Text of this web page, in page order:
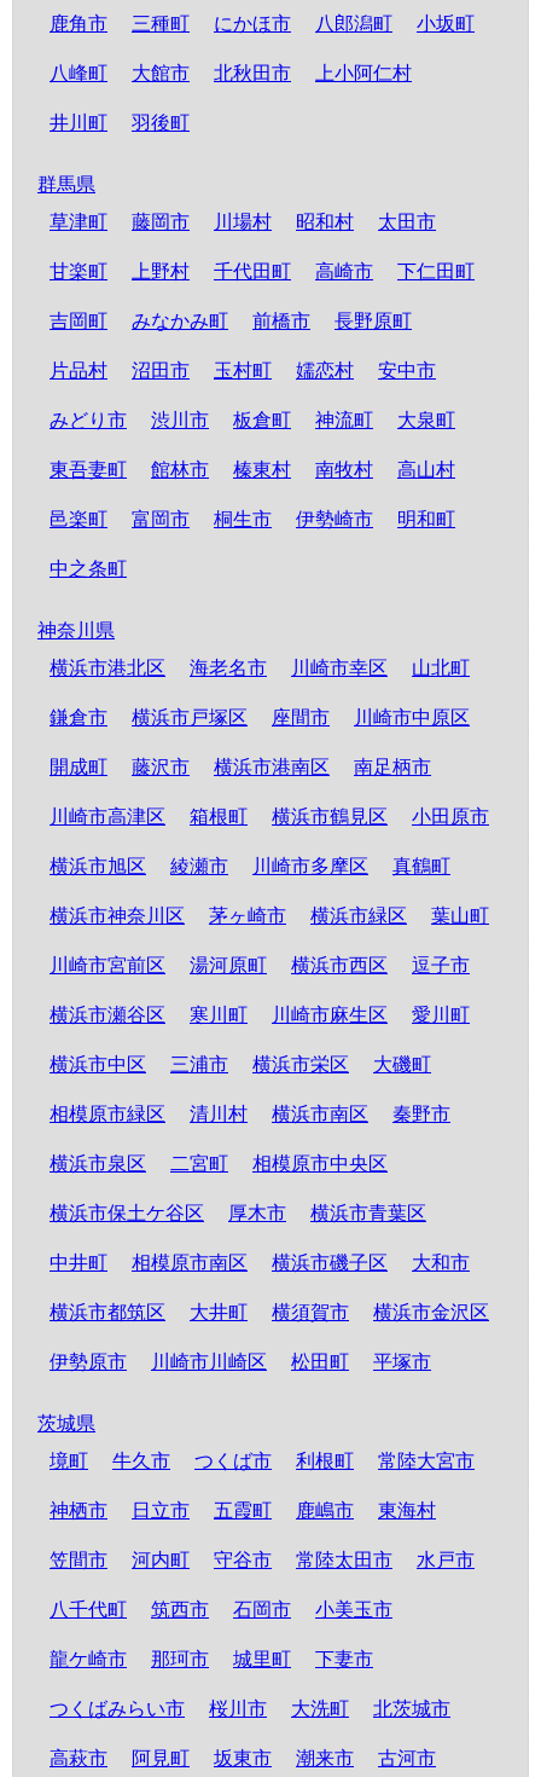
鹿角市 三種町 にかほ市 八郎潟町 小坂町
八峰町 大館市 北秋田市 上小阿仁村
井川町 羽後町
群馬県
草津町
藤岡市 川場村 昭和村 太田市
甘楽町 上野村 千代田町 高崎市 下仁田町
吉岡町 みなかみ町 前橋市 長野原町
片品村 沼田市 玉村町 嬬恋村 安中市
みどり市 渋川市 板倉町 神流町 大泉町
東吾妻町 館林市 榛東村 南牧村 高山村
邑楽町 富岡市 桐生市 伊勢崎市 明和町
中之条町
神奈川県
横浜市港北区
海老名市 川崎市幸区 山北町
鎌倉市 横浜市戸塚区 座間市 川崎市中原区
開成町 藤沢市 横浜市港南区 南足柄市
川崎市高津区 箱根町 横浜市鶴見区 小田原市
横浜市旭区 綾瀬市 川崎市多摩区 真鶴町
横浜市神奈川区 茅ヶ崎市 横浜市緑区 葉山町
川崎市宮前区 湯河原町 横浜市西区 逗子市
横浜市瀬谷区 寒川町 川崎市麻生区 愛川町
横浜市中区 三浦市 横浜市栄区 大磯町
相模原市緑区 清川村 横浜市南区 秦野市
横浜市泉区 二宮町 相模原市中央区
横浜市保土ケ谷区 厚木市 横浜市青葉区
中井町 相模原市南区 横浜市磯子区 大和市
横浜市都筑区 大井町 横須賀市 横浜市金沢区
伊勢原市 川崎市川崎区 松田町 平塚市
茨城県
境町
牛久市 つくば市 利根町 常陸大宮市
神栖市 日立市 五霞町 鹿嶋市 東海村
笠間市 河内町 守谷市 常陸太田市 水戸市
八千代町 筑西市 石岡市 小美玉市
龍ケ崎市 那珂市 城里町 下妻市
つくばみらい市 桜川市 大洗町 北茨城市
高萩市 阿見町 坂東市 潮来市 古河市